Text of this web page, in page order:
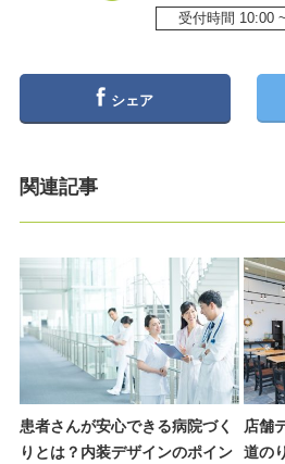
受付時間 10:00
シェア
関連記事
患者さんが安心できる病院づく
りとは？内装デザインのポイン
店舗
道の